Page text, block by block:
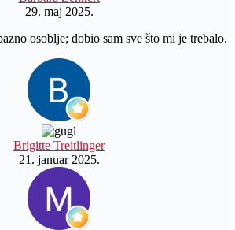
29. maj 2025.
osoblje; dobio sam sve što mi je trebalo.
Brigitte Treitlinger
21. januar 2025.